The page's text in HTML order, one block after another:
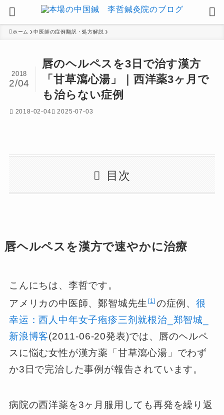
ホーム 中医師の症例翻訳・処方解説
唇のヘルペスを3日で治す漢方
「甘草瀉心湯」｜西洋薬3ヶ月で
も治らない症例
2018
2/04
2018-02-04 2025-07-03
目次
唇ヘルペスを漢方で速やかに治療
こんにちは、李哲です。
アメリカの中医師、鄭智城先生 1 の症例、 很
幸运：西人中年女子疱疹三剂就根治_郑智城_
新浪博客(2011-06-20発表)では、唇のヘルペ
スに悩む女性が漢方薬「甘草瀉心湯」でわず
か3日で完治した事例が報告されています。
病院の西洋薬を3ヶ月服用しても再発を繰り返